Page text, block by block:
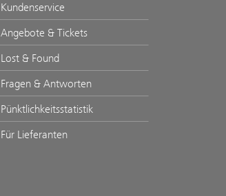
Kundenservice
Angebote & Tickets
Lost & Found
Fragen & Antworten
Pünktlichkeitsstatistik
Für Lieferanten